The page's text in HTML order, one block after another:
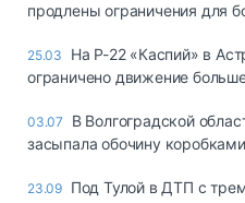
Склады и
грузовые
продлены ограничения для
25.03
На Р-22 «Каспий» в
ограничено движение
03.07
В Волгоградской
засыпала обочину
23.09 Под Тулой в ДТП с